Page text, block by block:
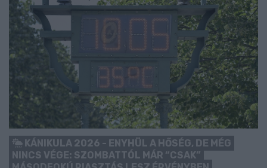
KÁNIKULA 2026 - ENYHÜL A HŐSÉG, DE MÉG
NINCS VÉGE: SZOMBATTÓL MÁR “CSAK”